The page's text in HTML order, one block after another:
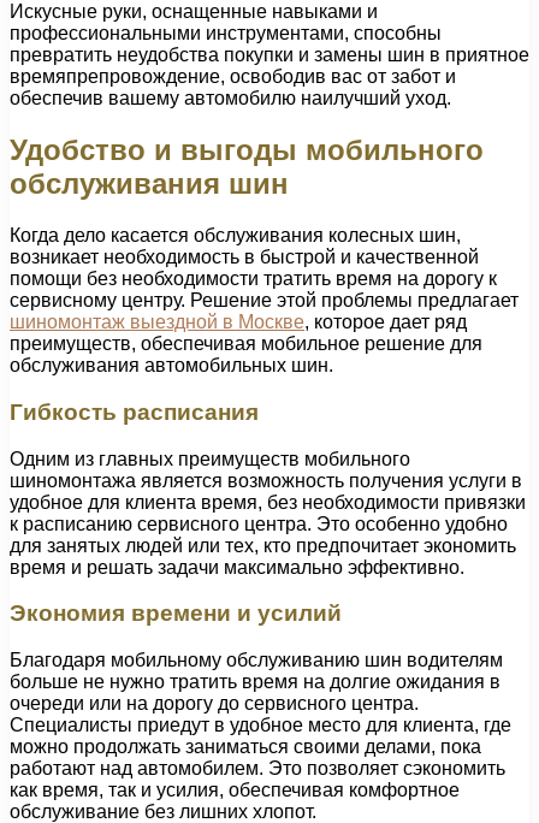
Искусные руки, оснащенные навыками и
профессиональными инструментами, способны
превратить неудобства покупки и замены шин в приятное
времяпрепровождение, освободив вас от забот и
обеспечив вашему автомобилю наилучший уход.
Удобство и выгоды мобильного
обслуживания шин
Когда дело касается обслуживания колесных шин,
возникает необходимость в быстрой и качественной
помощи без необходимости тратить время на дорогу к
сервисному центру. Решение этой проблемы предлагает
шиномонтаж выездной в Москве, которое дает ряд
преимуществ, обеспечивая мобильное решение для
обслуживания автомобильных шин.
Гибкость расписания
Одним из главных преимуществ мобильного
шиномонтажа является возможность получения услуги в
удобное для клиента время, без необходимости привязки
к расписанию сервисного центра. Это особенно удобно
для занятых людей или тех, кто предпочитает экономить
время и решать задачи максимально эффективно.
Экономия времени и усилий
Благодаря мобильному обслуживанию шин водителям
больше не нужно тратить время на долгие ожидания в
очереди или на дорогу до сервисного центра.
Специалисты приедут в удобное место для клиента, где
можно продолжать заниматься своими делами, пока
работают над автомобилем. Это позволяет сэкономить
как время, так и усилия, обеспечивая комфортное
обслуживание без лишних хлопот.